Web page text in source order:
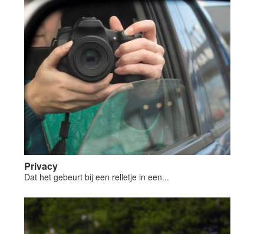
Privacy
Dat het gebeurt bij een relletje in een...